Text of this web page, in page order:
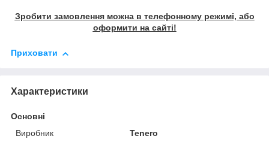
Зробити замовлення можна в телефонному режимі, або
оформити на сайті!
Приховати
Характеристики
Основні
Виробник
Tenero